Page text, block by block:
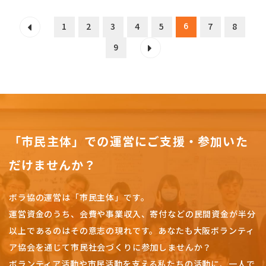
1 2 3 4 5 6 7
8
9
「市民主体」での運営にご支援・参加いた
だけませんか？
ボラ協の運営は「市民主体」です。
運営資金のうち、会費や事業収入、寄付などの民間資金が半分
以上であるのはその意志の現れです。 あなたも大阪ボランティ
ア協会を通じて市民社会づくりに参加しませんか？
ボランティア活動や市民活動を支える私たちの活動に、一人で